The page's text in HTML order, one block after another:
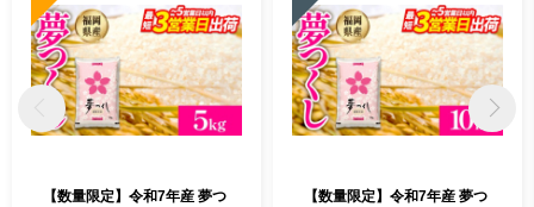
【数量限定】令和7年産 夢つ
【数量限定】令和7年産 夢つ